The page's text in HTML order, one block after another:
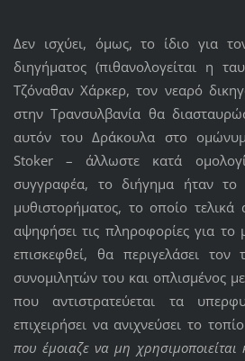
Δεν ισχύει, όμως, το ίδιο για
διηγήματος (πιθανολογείται η
Τζόναθαν Χάρκερ, τον νεαρό
στην Τρανσυλβανία θα
αυτόν του Δράκουλα στο
Stoker – άλλωστε κατά
συγγραφέα, το διήγημα ήταν
μυθιστορήματος, το οποίο
αψηφήσει τις πληροφορίες για το
επισκεφθεί, θα περιγελάσει
συνομιλητών του και οπλισμένος
που αντιστρατεύεται τα
επιχειρήσει να ανιχνεύσει το
που έμοιαζε να μη χρησιμοποιείται